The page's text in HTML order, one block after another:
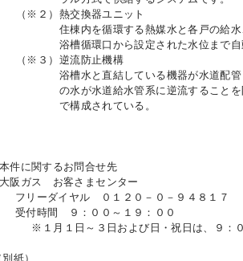
（※２） 熱交換器ユニット
住棟内を循環する熱媒水と各戸の給
浴槽循環口から設定された水位まで
（※３） 逆流防止機構
浴槽水と直結している機器が水道配
の水が水道給水管系に逆流すること
で構成されている。
本件に関するお問合せ先
大阪ガス お客さまセンター
フリーダイヤル ０１２０－０－９４８１７
受付時間 ９：００～１９：００
※ １月１日～３日および日・祝日は、９：
別紙）